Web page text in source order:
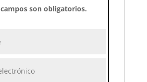
son obligatorios.